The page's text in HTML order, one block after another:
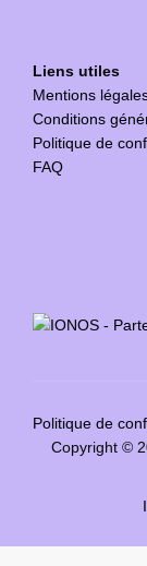
Liens utiles
Mentions
Conditions
Politique de
FAQ
Politique de
Copyright ©